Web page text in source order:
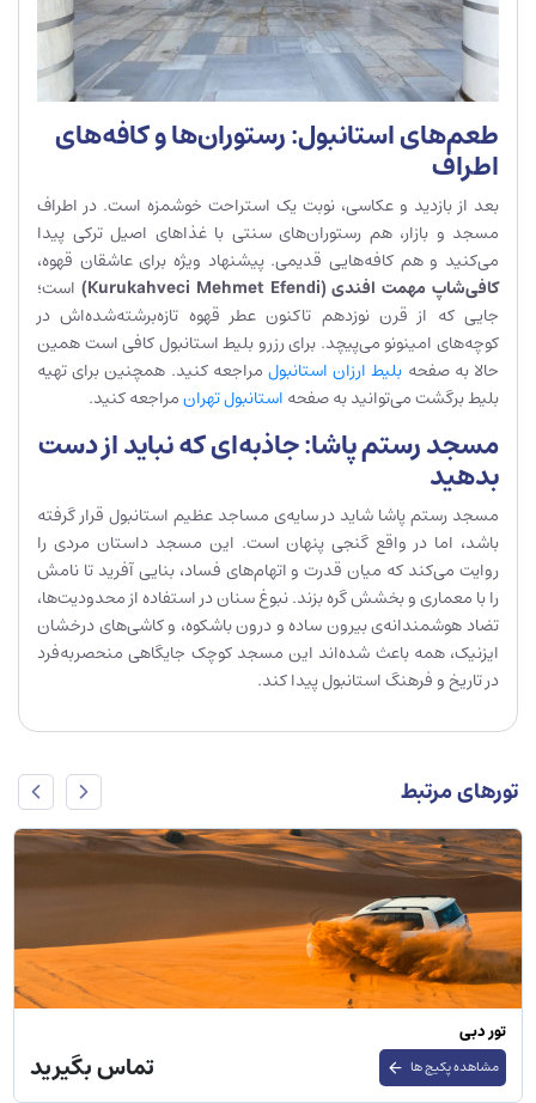
طعم‌های استانبول: رستوران‌ها و کافه‌های
اطراف
بعد از بازدید و عکاسی، نوبت یک استراحت خوشمزه است. در اطراف
مسجد و بازار، هم رستوران‌های سنتی با غذاهای اصیل ترکی پیدا
می‌کنید و هم کافه‌هایی قدیمی. پیشنهاد ویژه برای عاشقان قهوه،
کافی‌شاپ مهمت افندی(Kurukahveci Mehmet Efendi)
است؛
جایی که از قرن نوزدهم تاکنون عطر قهوه تازه‌برشته‌شده‌اش در
کوچه‌های امینونو می‌پیچد. برای رزرو بلیط استانبول کافی است همین
حالا به صفحه بلیط ارزان استانبول مراجعه کنید. همچنین برای تهیه
بلیط برگشت می‌توانید به صفحه استانبول تهرانمراجعه کنید.
مسجد رستم پاشا: جاذبه‌ای که نباید از دست
بدهید
مسجد رستم پاشا شاید در سایه‌ی مساجد عظیم استانبول قرار گرفته
باشد، اما در واقع گنجی پنهان است. این مسجد داستان مردی را
روایت می‌کند که میان قدرت و اتهام‌های فساد، بنایی آفرید تا نامش
را با معماری و بخشش گره بزند. نبوغ سنان در استفاده از محدودیت‌ها،
تضاد هوشمندانه‌ی بیرون ساده و درون باشکوه، و کاشی‌های درخشان
ایزنیک، همه باعث شده‌اند این مسجد کوچک جایگاهی منحصربه‌فرد
در تاریخ و فرهنگ استانبول پیدا کند.
تورهای مرتبط
تور دبی
مشاهده پکیج ها تماس بگیرید